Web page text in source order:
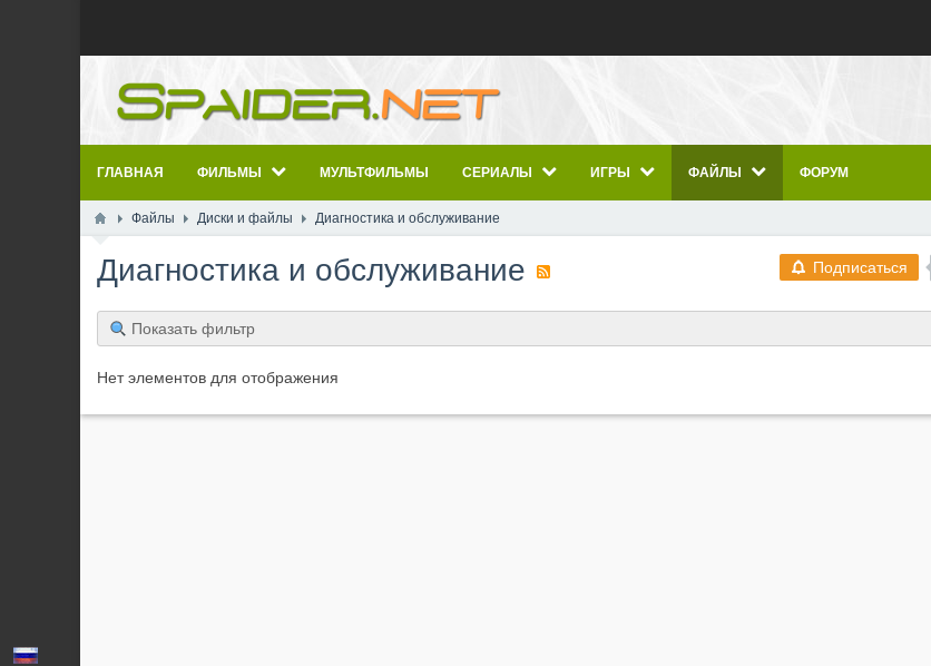
ГЛАВНАЯ ФИЛЬМЫ МУЛЬТФИЛЬМЫ СЕРИАЛЫ ИГРЫ ФАЙЛЫ ФОРУМ
Файлы Диски и файлы Диагностика и обслуживание
Подписаться
Диагностика и обслуживание
Показать фильтр
Нет элементов для отображения